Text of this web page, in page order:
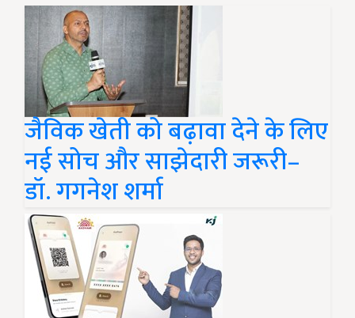
जैविक खेती को बढ़ावा देने के लिए
नई सोच और साझेदारी जरूरी–
डॉ. गगनेश शर्मा